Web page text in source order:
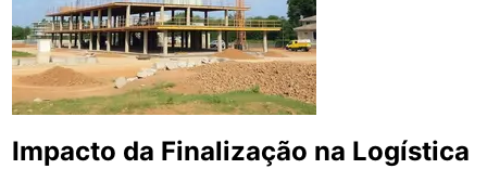
Impacto da Finalização na Logística